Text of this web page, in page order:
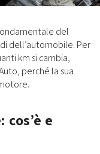
del
dell’automobile. Per
km si cambia,
perché la sua
e